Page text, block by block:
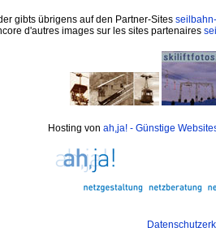
gibts übrigens auf den Partner-Sites
d'autres images sur les sites partenaires
Hosting von ah,ja! - Günstige